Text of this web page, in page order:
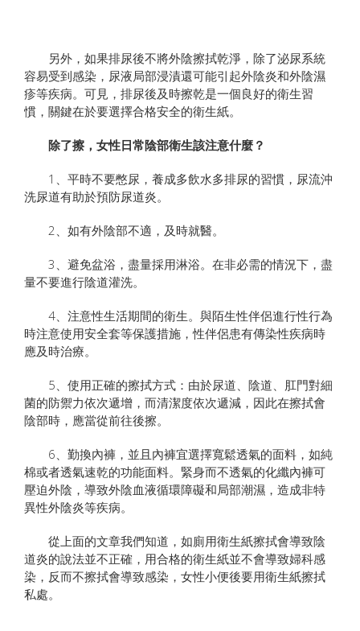
另外，如果排尿後不將外陰擦拭乾淨，除了泌尿系統
容易受到感染，尿液局部浸漬還可能引起外陰炎和外陰濕
疹等疾病。可見，排尿後及時擦乾是一個良好的衛生習
慣，關鍵在於要選擇合格安全的衛生紙。
除了擦，女性日常陰部衛生該注意什麼？
1、平時不要憋尿，養成多飲水多排尿的習慣，尿流沖
洗尿道有助於預防尿道炎。
2、如有外陰部不適，及時就醫。
3、避免盆浴，盡量採用淋浴。在非必需的情況下，盡
量不要進行陰道灌洗。
4、注意性生活期間的衛生。與陌生性伴侶進行性行為
時注意使用安全套等保護措施，性伴侶患有傳染性疾病時
應及時治療。
5、使用正確的擦拭方式：由於尿道、陰道、肛門對細
菌的防禦力依次遞增，而清潔度依次遞減，因此在擦拭會
陰部時，應當從前往後擦。
6、勤換內褲，並且內褲宜選擇寬鬆透氣的面料，如純
棉或者透氣速乾的功能面料。緊身而不透氣的化纖內褲可
壓迫外陰，導致外陰血液循環障礙和局部潮濕，造成非特
異性外陰炎等疾病。
從上面的文章我們知道，如廁用衛生紙擦拭會導致陰
道炎的說法並不正確，用合格的衛生紙並不會導致婦科感
染，反而不擦拭會導致感染，女性小便後要用衛生紙擦拭
私處。